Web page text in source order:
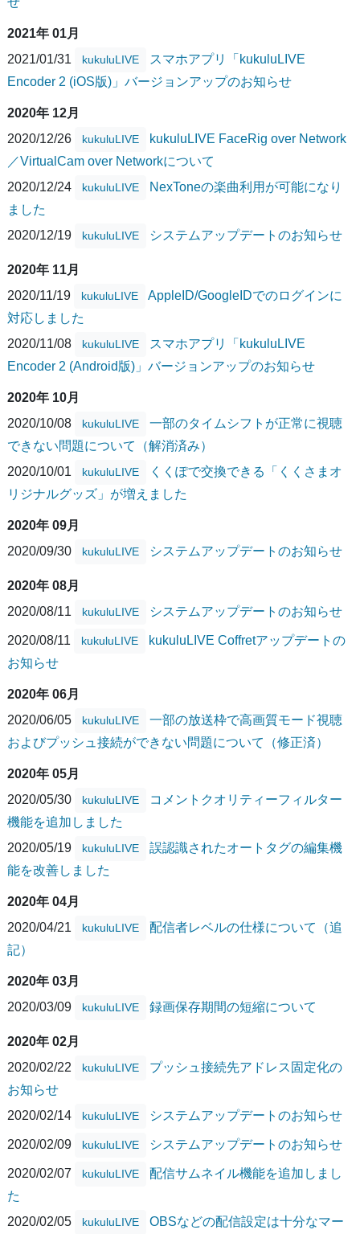
2021年 01月
2021/01/31
kukuluLIVE
スマホアプリ「kukuluLIVE
Encoder 2 (iOS版)」バージョンアップのお知らせ
2020年 12月
2020/12/26
kukuluLIVE
kukuluLIVE FaceRig over Network
／VirtualCam over Networkについて
2020/12/24
kukuluLIVE
NexToneの楽曲利用が可能になり
ました
2020/12/19
kukuluLIVE システムアップデートのお知らせ
2020年 11月
2020/11/19
kukuluLIVE
AppleID/GoogleIDでのログインに
対応しました
2020/11/08
kukuluLIVE
スマホアプリ「kukuluLIVE
Encoder 2 (Android版)」バージョンアップのお知らせ
2020年 10月
2020/10/08
kukuluLIVE
一部のタイムシフトが正常に視聴
できない問題について（解消済み）
2020/10/01
kukuluLIVE
くくぽで交換できる「くくさまオ
リジナルグッズ」が増えました
2020年 09月
2020/09/30
kukuluLIVE システムアップデートのお知らせ
2020年 08月
2020/08/11
kukuluLIVE システムアップデートのお知らせ
2020/08/11 kukuluLIVE
kukuluLIVE Coffretアップデートの
お知らせ
2020年 06月
2020/06/05
kukuluLIVE
一部の放送枠で高画質モード視聴
およびプッシュ接続ができない問題について（修正済）
2020年 05月
2020/05/30
kukuluLIVE
コメントクオリティーフィルター
機能を追加しました
2020/05/19
kukuluLIVE
誤認識されたオートタグの編集機
能を改善しました
2020年 04月
2020/04/21
kukuluLIVE
配信者レベルの仕様について（追
記）
2020年 03月
2020/03/09
kukuluLIVE 録画保存期間の短縮について
2020年 02月
2020/02/22
kukuluLIVE
プッシュ接続先アドレス固定化の
お知らせ
2020/02/14
kukuluLIVE システムアップデートのお知らせ
2020/02/09 kukuluLIVE システムアップデートのお知らせ
2020/02/07 kukuluLIVE
配信サムネイル機能を追加しまし
た
2020/02/05
kukuluLIVE
OBSなどの配信設定は十分なマー